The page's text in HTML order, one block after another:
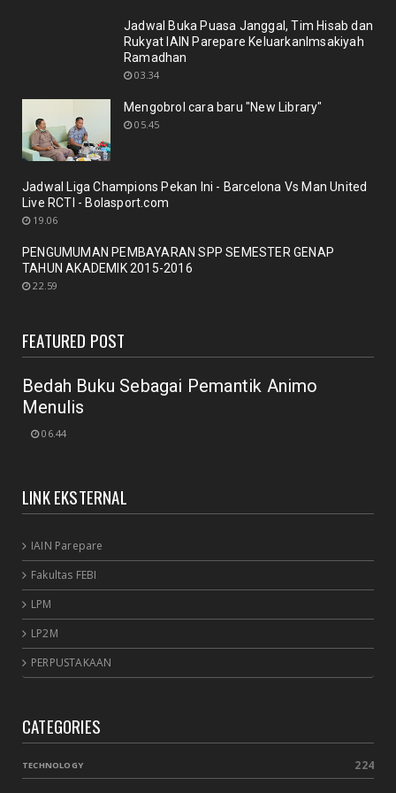
November 10, 2020
UNCATEGORIZED
Nuansa berbunga bunga bentuk respon terhadap
October 21, 2020
Membicarakan Kesiapan perpustakaan bagi
pemustaka baru
September 29, 2020
Mengobrol cara baru "New Library"
September 12, 2020
Jadwal Buka Puasa Janggal, Tim Hisab dan
Rukyat IAIN Parepare KeluarkanImsakiyah
Ramadhan
03.34
Mengobrol cara baru "New Library"
05.45
Jadwal Liga Champions Pekan Ini - Barcelona Vs Man United
Live RCTI - Bolasport.com
19.06
PENGUMUMAN PEMBAYARAN SPP SEMESTER GENAP
TAHUN AKADEMIK 2015-2016
22.59
FEATURED POST
Bedah Buku Sebagai Pemantik Animo
Menulis
06.44
LINK EKSTERNAL
IAIN Parepare
Fakultas FEBI
LPM
LP2M
PERPUSTAKAAN
CATEGORIES
TECHNOLOGY 224